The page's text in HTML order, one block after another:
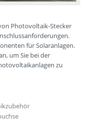
Photovoltaik-Stecker
für Solaranlagen.
um Sie bei der
zu